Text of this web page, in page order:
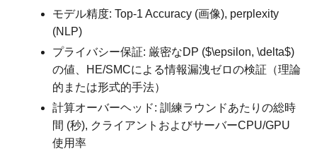
モデル精度: Top-1 Accuracy (画像), perplexity
(NLP)
プライバシー保証: 厳密なDP ($\epsilon, \delta$)
の値、HE/SMCによる情報漏洩ゼロの検証（理論
的または形式的手法）
計算オーバーヘッド: 訓練ラウンドあたりの総時
間 (秒), クライアントおよびサーバーCPU/GPU
使用率